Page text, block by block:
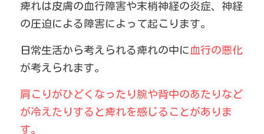
痺れは皮膚の血行障害や末梢神経の炎症、神経
の圧迫による障害によって起こります。
日常生活から考えられる痺れの中に 血行の悪化
が考えられます。
肩こりがひどくなったり腕や背中のあたりなど
が冷えたりすると痺れを感じることがありま
す。